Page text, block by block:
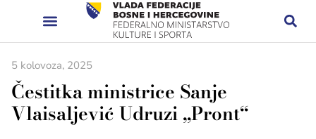
5 kolovoza, 2025
Čestitka ministrice Sanje
Vlaisaljević Udruzi „Pront“